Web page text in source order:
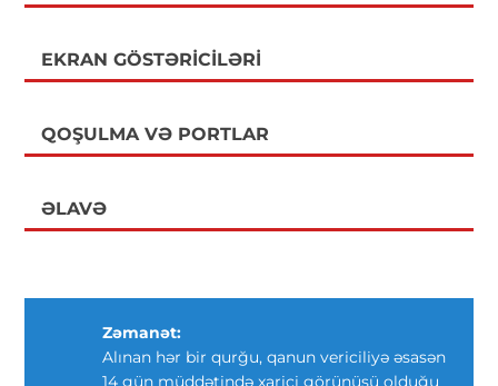
EKRAN GÖSTƏRICILƏRI
QOŞULMA VƏ PORTLAR
ƏLAVƏ
Zəmanət:
Alınan hər bir qurğu, qanun vericiliyə əsasən
14 gün müddətində xarici görünüşü olduğu